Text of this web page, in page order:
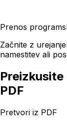
Prenos
Začnite z
namestitev ali
PDF
Pretvori iz PDF